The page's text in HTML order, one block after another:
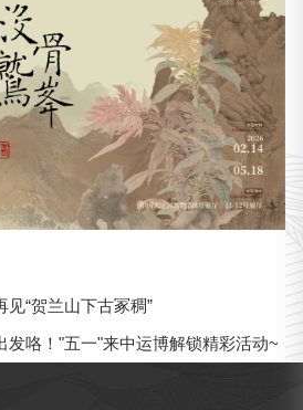
见“贺兰山下古冢稠”
发咯！"五一"来中运博解锁精彩活动~